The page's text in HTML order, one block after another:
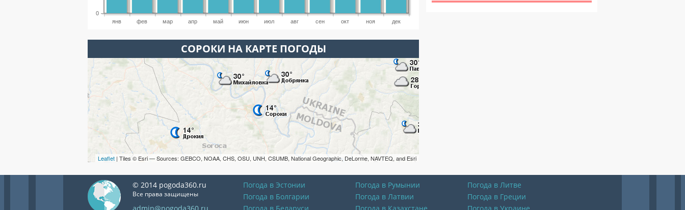
янв фев мар апр май июн июл авг сен окт ноя дек
0
СОРОКИ НА КАРТЕ ПОГОДЫ
Leaflet | Tiles © Esri — Sources: GEBCO, NOAA, CHS, OSU, UNH, CSUMB, National Geographic, DeLorme, NAVTEQ, and Esri
© 2014 pogoda360.ru
Все права защищены
Погода в Эстонии Погода в Румынии
Погода в Литве
Погода в Болгарии
Погода в Латвии
Погода в Греции